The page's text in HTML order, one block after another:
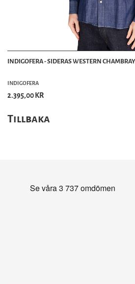
INDIGOFERA - SIDERAS WESTERN
INDIGOFERA
2.395,00 KR
Tillbaka